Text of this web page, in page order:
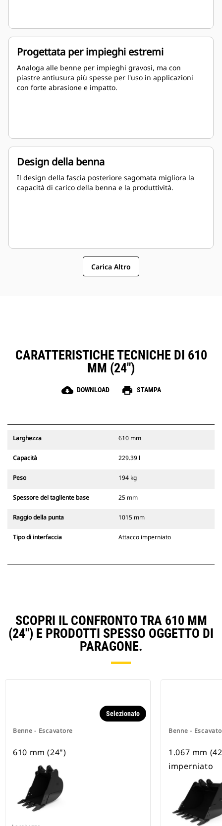
Progettata per impieghi estremi
Analoga alle benne per impieghi gravosi, ma con
piastre antiusura più spesse per l'uso in applicazioni
con forte abrasione e impatto.
Design della benna
Il design della fascia posteriore sagomata migliora la
capacità di carico della benna e la produttività.
Carica Altro
CARATTERISTICHE TECNICHE DI 610
MM (24")
cloud_download DOWNLOAD print STAMPA
Larghezza 610 mm
Capacità 229.39 l
Peso 194 kg
Spessore del tagliente base 25 mm
Raggio della punta 1015 mm
Tipo di interfaccia Attacco imperniato
SCOPRI IL CONFRONTO TRA 610 MM
(24") E PRODOTTI SPESSO OGGETTO DI
PARAGONE.
Benne - Escavatore
Selezionato
610 mm (24")
Benne -
1.067 mm
imperniato